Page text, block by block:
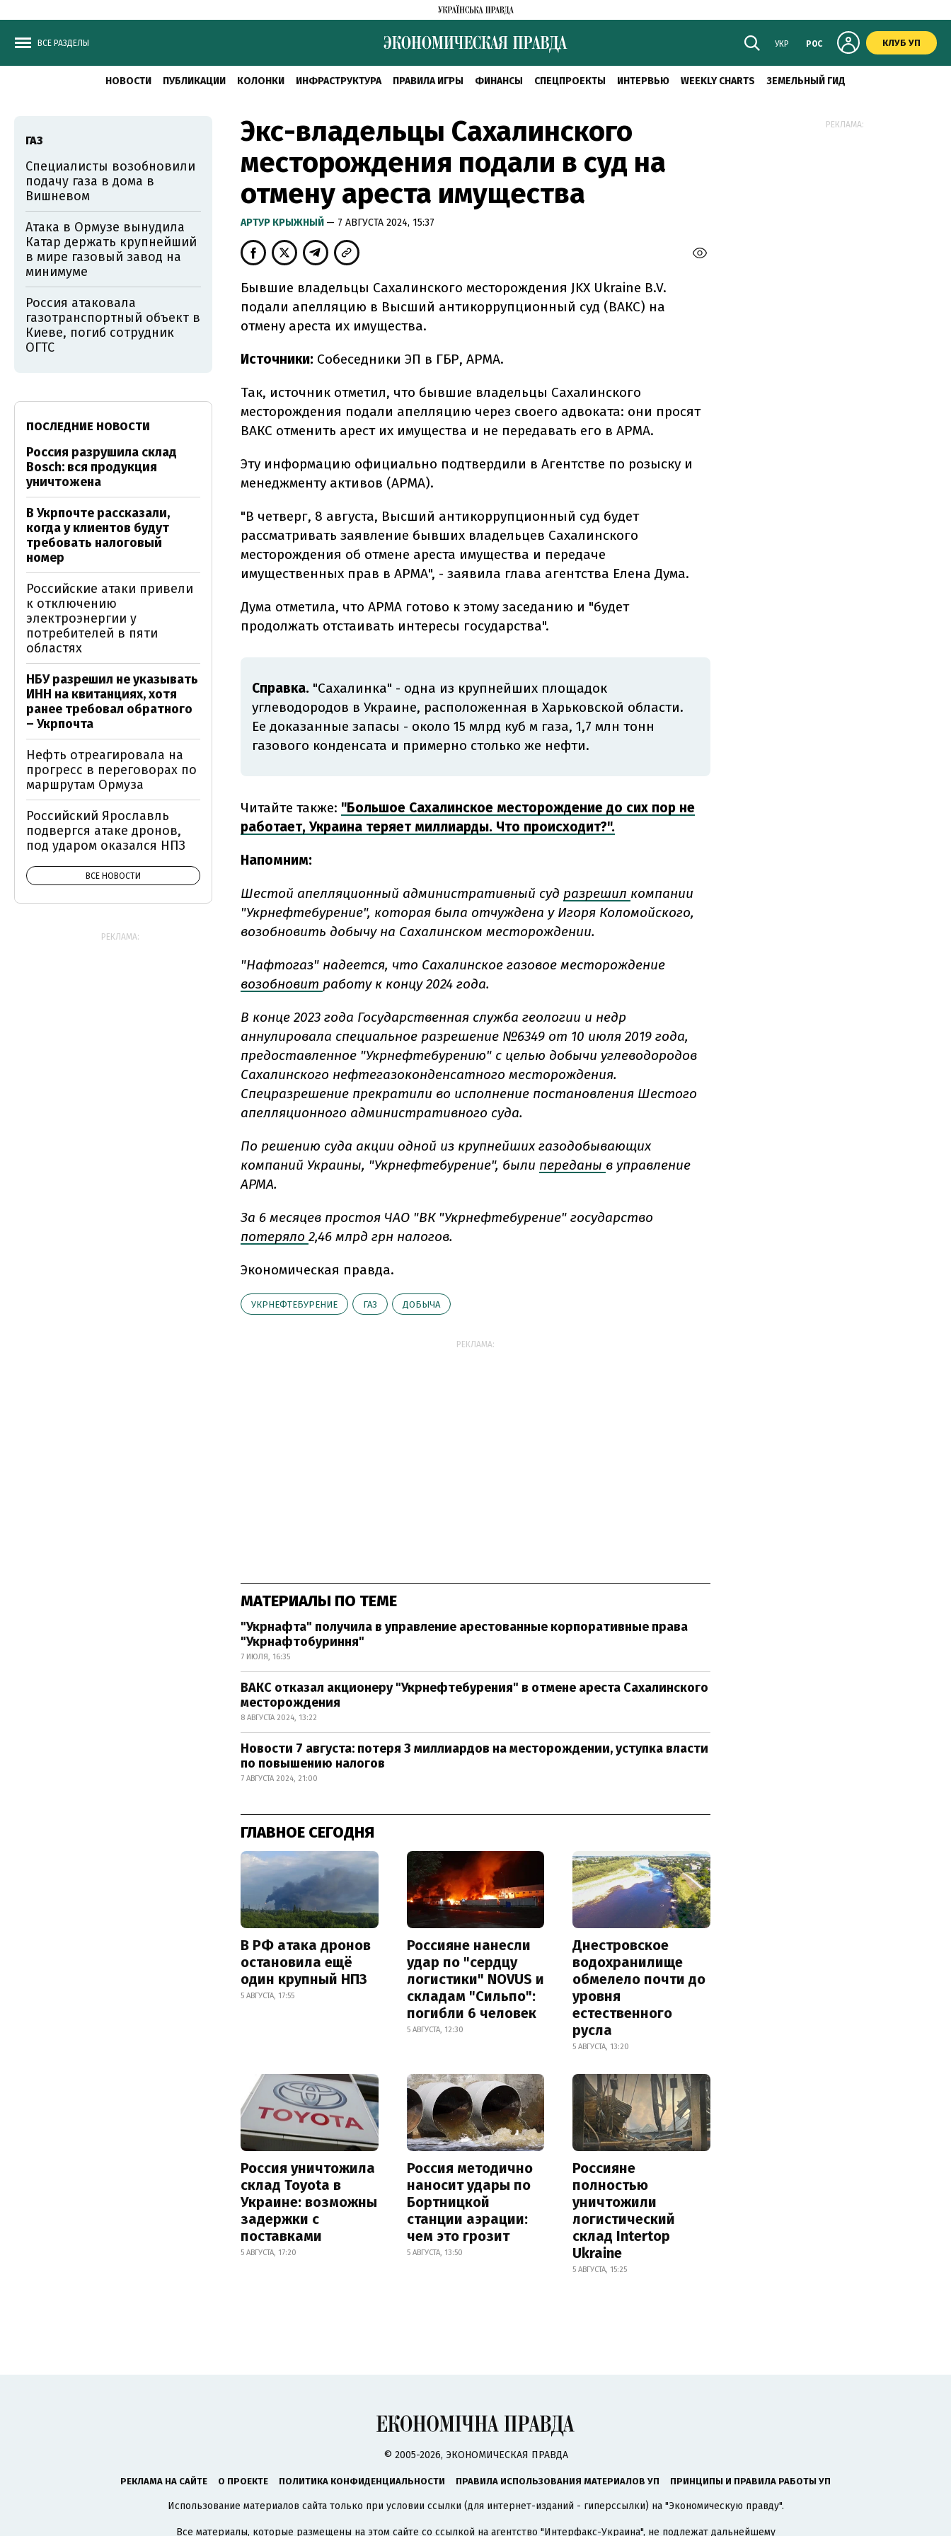
ВСЕ РАЗДЕЛЫ УКР РОС КЛУБ УП
НОВОСТИ ПУБЛИКАЦИИ КОЛОНКИ ИНФРАСТРУКТУРА ПРАВИЛА ИГРЫ ФИНАНСЫ СПЕЦПРОЕКТЫ ИНТЕРВЬЮ WEEKLY CHARTS ЗЕМЕЛЬНЫЙ ГИД
Экс-владельцы Сахалинского
месторождения подали в суд на
отмену ареста имущества
АРТУР КРЫЖНЫЙ — 7 АВГУСТА 2024, 15:37
Бывшие владельцы Сахалинского месторождения JKX Ukraine B.V.
подали апелляцию в Высший антикоррупционный суд (ВАКС) на
отмену ареста их имущества.
Источники: Собеседники ЭП в ГБР, АРМА.
Так, источник отметил, что бывшие владельцы Сахалинского
месторождения подали апелляцию через своего адвоката: они просят
ВАКС отменить арест их имущества и не передавать его в АРМА.
Эту информацию официально подтвердили в Агентстве по розыску и
менеджменту активов (АРМА).
"В четверг, 8 августа, Высший антикоррупционный суд будет
рассматривать заявление бывших владельцев Сахалинского
месторождения об отмене ареста имущества и передаче
имущественных прав в АРМА", - заявила глава агентства Елена Дума.
Дума отметила, что АРМА готово к этому заседанию и "будет
продолжать отстаивать интересы государства".
Справка. "Сахалинка" - одна из крупнейших площадок
углеводородов в Украине, расположенная в Харьковской области.
Ее доказанные запасы - около 15 млрд куб м газа, 1,7 млн тонн
газового конденсата и примерно столько же нефти.
Читайте также: "Большое Сахалинское месторождение до сих пор не
работает, Украина теряет миллиарды. Что происходит?".
Напомним:
Шестой апелляционный административный суд разрешил компании
"Укрнефтебурение", которая была отчуждена у Игоря Коломойского,
возобновить добычу на Сахалинском месторождении.
"Нафтогаз" надеется, что Сахалинское газовое месторождение
возобновит работу к концу 2024 года.
В конце 2023 года Государственная служба геологии и недр
аннулировала специальное разрешение №6349 от 10 июля 2019 года,
предоставленное "Укрнефтебурению" с целью добычи углеводородов
Сахалинского нефтегазоконденсатного месторождения.
Спецразрешение прекратили во исполнение постановления Шестого
апелляционного административного суда.
По решению суда акции одной из крупнейших газодобывающих
компаний Украины, "Укрнефтебурение", были переданы в управление
АРМА.
За 6 месяцев простоя ЧАО "ВК "Укрнефтебурение" государство
потеряло 2,46 млрд грн налогов.
Экономическая правда.
УКРНЕФТЕБУРЕНИЕ ГАЗ ДОБЫЧА
РЕКЛАМА:
МАТЕРИАЛЫ ПО ТЕМЕ
"Укрнафта" получила в управление арестованные корпоративные права
"Укрнафтобуриння"
7 ИЮЛЯ, 16:35
ВАКС отказал акционеру "Укрнефтебурения" в отмене ареста Сахалинского
месторождения
8 АВГУСТА 2024, 13:22
Новости 7 августа: потеря 3 миллиардов на месторождении, уступка власти
по повышению налогов
7 АВГУСТА 2024, 21:00
ГЛАВНОЕ СЕГОДНЯ
В РФ атака дронов
остановила ещё
один крупный НПЗ
5 АВГУСТА, 17:55
Россияне нанесли
удар по "сердцу
логистики" NOVUS и
складам "Сильпо":
погибли 6 человек
5 АВГУСТА, 12:30
Днестровское
водохранилище
обмелело почти до
уровня
естественного
русла
5 АВГУСТА, 13:20
Россия уничтожила
склад Toyota в
Украине: возможны
задержки с
поставками
5 АВГУСТА, 17:20
Россия методично
наносит удары по
Бортницкой
станции аэрации:
чем это грозит
5 АВГУСТА, 13:50
Россияне
полностью
уничтожили
логистический
склад Intertop
Ukraine
5 АВГУСТА, 15:25
ГАЗ
Специалисты возобновили
подачу газа в дома в
Вишневом
Атака в Ормузе вынудила
Катар держать крупнейший
в мире газовый завод на
минимуме
Россия атаковала
газотранспортный объект в
Киеве, погиб сотрудник
ОГТС
ПОСЛЕДНИЕ НОВОСТИ
Россия разрушила склад
Bosch: вся продукция
уничтожена
В Укрпочте рассказали,
когда у клиентов будут
требовать налоговый
номер
Российские атаки привели
к отключению
электроэнергии у
потребителей в пяти
областях
НБУ разрешил не указывать
ИНН на квитанциях, хотя
ранее требовал обратного
– Укрпочта
Нефть отреагировала на
прогресс в переговорах по
маршрутам Ормуза
Российский Ярославль
подвергся атаке дронов,
под ударом оказался НПЗ
ВСЕ НОВОСТИ
РЕКЛАМА:
РЕКЛАМА:
© 2005-2026, ЭКОНОМИЧЕСКАЯ ПРАВДА
РЕКЛАМА НА САЙТЕ О ПРОЕКТЕ ПОЛИТИКА КОНФИДЕНЦИАЛЬНОСТИ ПРАВИЛА ИСПОЛЬЗОВАНИЯ МАТЕРИАЛОВ УП ПРИНЦИПЫ И ПРАВИЛА РАБОТЫ УП
Использование материалов сайта только при условии ссылки (для интернет-изданий - гиперссылки) на "Экономическую правду".
Все материалы, которые размещены на этом сайте со ссылкой на агентство "Интерфакс-Украина", не подлежат дальнейшему